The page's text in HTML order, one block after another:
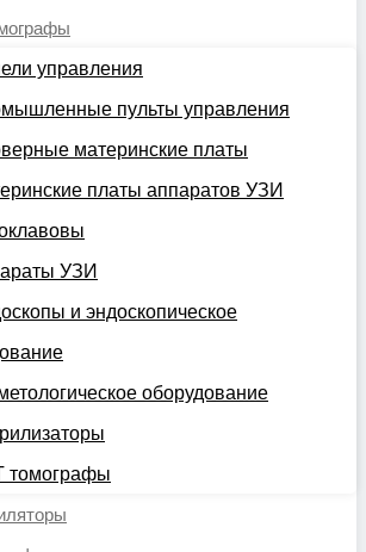
управления
пульты управления
материнские платы
платы аппаратов УЗИ
УЗИ
и эндоскопическое
оборудование
томографы